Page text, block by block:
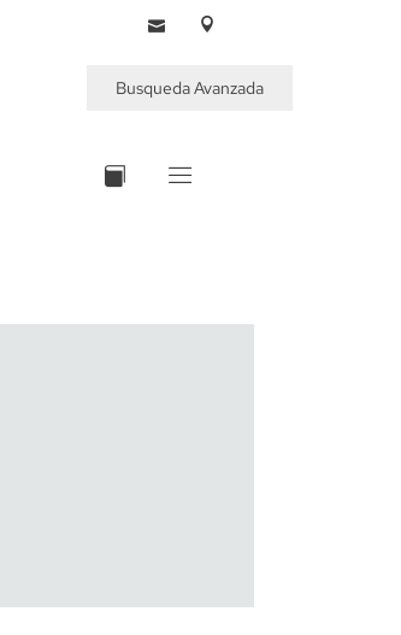
Busqueda Avanzada